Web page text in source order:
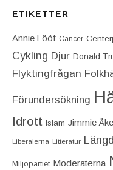
ETIKETTER
Annie Lööf Cancer
Cykling Djur Donald
Flyktingfrågan
Förundersökning
Idrott Islam Jimmie
Liberalerna Litteratur
Miljöpartiet Moderaterna